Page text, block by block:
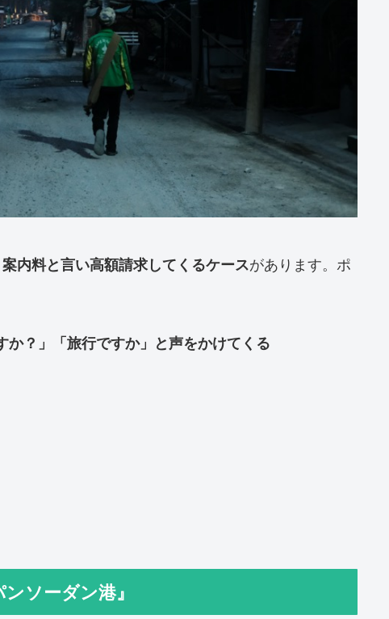
内料と言い高額請求してくるケースがあります。ポ
？」「旅行ですか」と声をかけてくる
ソーダン港』